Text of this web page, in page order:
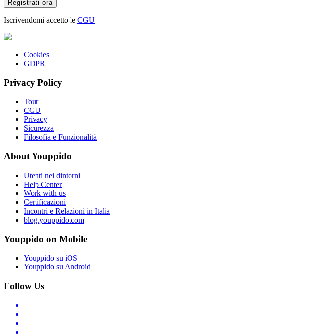
Iscrivendomi accetto le CGU
Cookies
GDPR
Privacy Policy
Tour
CGU
Privacy
Sicurezza
Filosofia e Funzionalità
About Youppido
Utenti nei dintorni
Help Center
Work with us
Certificazioni
Incontri e Relazioni in Italia
blog.youppido.com
Youppido on Mobile
Youppido su iOS
Youppido su Android
Follow Us